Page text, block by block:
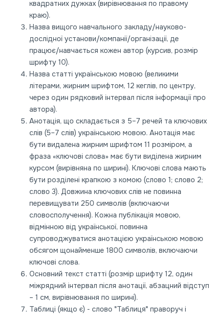
квадратних дужках (вирівнювання по правому
краю).
Назва вищого навчального закладу/науково-
дослідної установи/компанії/організації, де
працює/навчається кожен автор (курсив, розмір
шрифту 10).
Назва статті українською мовою (великими
літерами, жирним шрифтом, 12 кеглів, по центру,
через один рядковий інтервал після інформації про
автора).
Анотація, що складається з 5–7 речей та ключових
слів (5–7 слів) українською мовою. Анотація має
бути видалена жирним шрифтом 11 розміром, а
фраза «ключові слова» має бути виділена жирним
курсом (вирівняна по ширині). Ключові слова мають
бути розділені крапкою з комою (слово 1; слово 2;
слово 3). Довжина ключових слів не повинна
перевищувати 250 символів (включаючи
словосполучення). Кожна публікація мовою,
відмінною від української, повинна
супроводжуватися анотацією українською мовою
обсягом щонайменше 1800 символів, включаючи
ключові слова.
Основний текст статті (розмір шрифту 12, один
міжрядний інтервал після анотації, абзацний відступ
– 1 см, вирівнювання по ширині).
Таблиці (якщо є) - слово "Таблиця" праворуч і